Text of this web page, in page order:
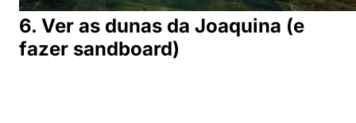
6. Ver as dunas da Joaquina (e
fazer sandboard)